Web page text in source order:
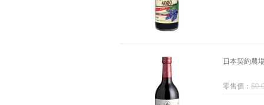
日本契約農
零售價： $